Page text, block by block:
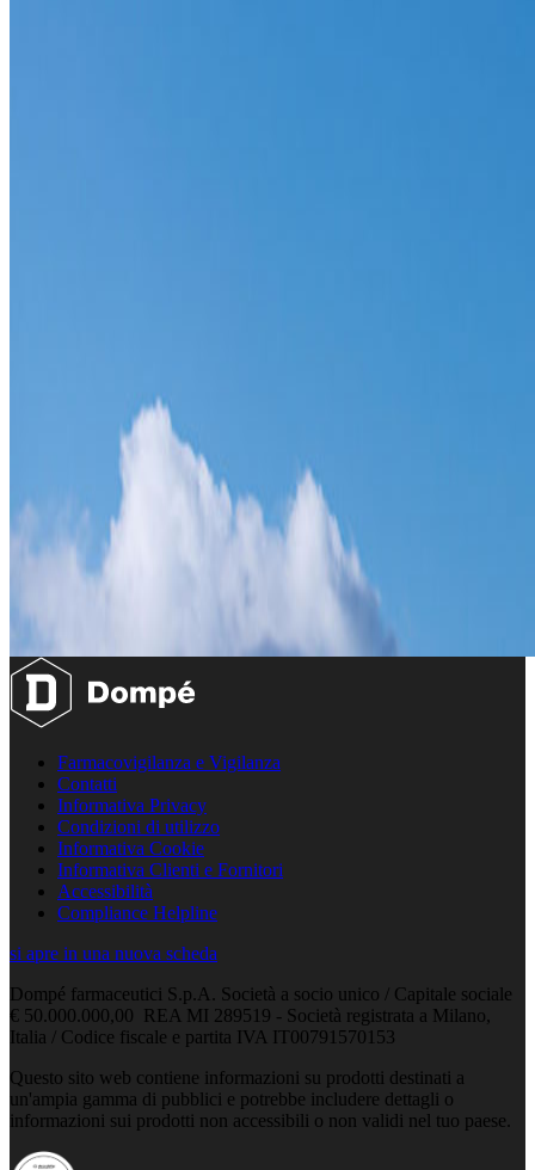
Farmacovigilanza e Vigilanza
Contatti
Informativa Privacy
Condizioni di utilizzo
Informativa Cookie
Informativa Clienti e Fornitori
Accessibilità
Compliance Helpline
si apre in una nuova scheda
Dompé farmaceutici S.p.A. Società a socio unico / Capitale sociale
€ 50.000.000,00 REA MI 289519 - Società registrata a Milano,
Italia / Codice fiscale e partita IVA IT00791570153
Questo sito web contiene informazioni su prodotti destinati a
un'ampia gamma di pubblici e potrebbe includere dettagli o
informazioni sui prodotti non accessibili o non validi nel tuo paese.